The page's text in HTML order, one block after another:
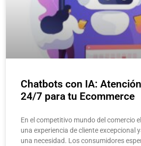
Chatbots con IA:
24/7 para tu Ecommerce
En el competitivo mundo del comercio
una experiencia de cliente excepcional
una necesidad. Los consumidores